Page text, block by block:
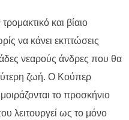
και βίαιο
να κάνει εκπτώσεις
νεαρούς άνδρες που θα
ζωή. Ο Κούπερ
το προσκήνιο
λειτουργεί ως το μόνο